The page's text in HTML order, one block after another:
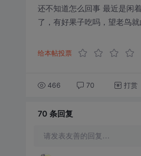
还不知道怎么回事 最近是闲
了，有好果子吃吗，望老鸟
给本帖投票
466 70 打赏
70 条回复
请发表友善的回复…